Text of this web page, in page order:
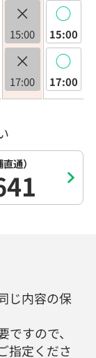
×
15:00
×
17:00
◯
15:00
◯
17:00
通）
じ内容の保
すので、
指定くださ